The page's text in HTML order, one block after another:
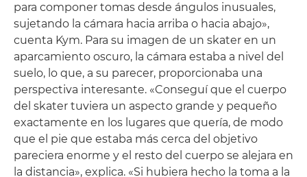
para componer tomas desde ángulos inusuales,
sujetando la cámara hacia arriba o hacia abajo»,
cuenta Kym. Para su imagen de un skater en un
aparcamiento oscuro, la cámara estaba a nivel del
suelo, lo que, a su parecer, proporcionaba una
perspectiva interesante. «Conseguí que el cuerpo
del skater tuviera un aspecto grande y pequeño
exactamente en los lugares que quería, de modo
que el pie que estaba más cerca del objetivo
pareciera enorme y el resto del cuerpo se alejara en
la distancia», explica. «Si hubiera hecho la toma a la